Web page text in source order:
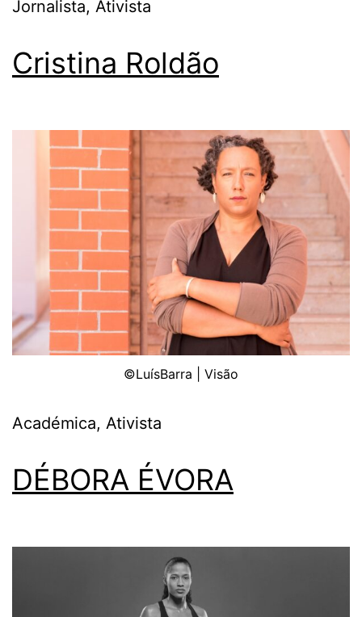
Jornalista, Ativista
Cristina Roldão
©LuísBarra | Visão
Académica, Ativista
DÉBORA ÉVORA